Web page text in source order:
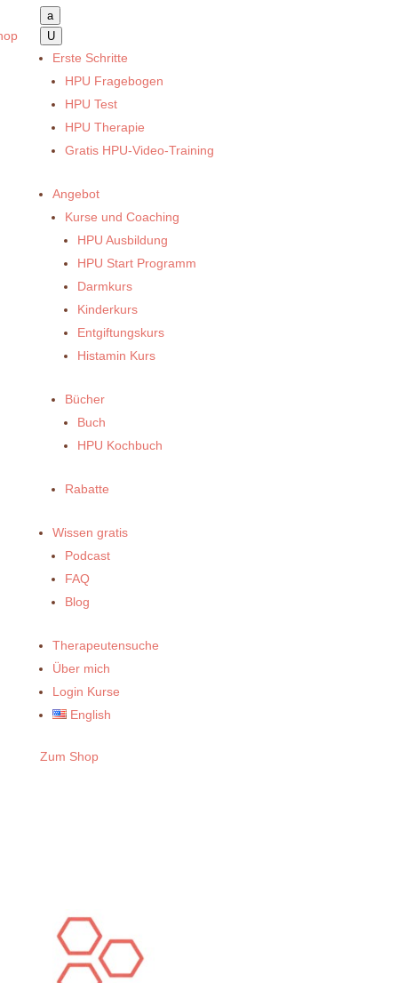
a
U
Erste Schritte
HPU Fragebogen
HPU Test
HPU Therapie
Gratis HPU-Video-Training
Angebot
Kurse und Coaching
HPU Ausbildung
HPU Start Programm
Darmkurs
Kinderkurs
Entgiftungskurs
Histamin Kurs
Bücher
Buch
HPU Kochbuch
Rabatte
Wissen gratis
Podcast
FAQ
Blog
Therapeutensuche
Über mich
Login Kurse
English
Zum Shop